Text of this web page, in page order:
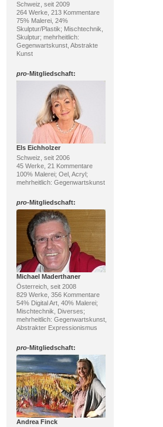
Schweiz, seit 2009
264 Werke, 213 Kommentare
75% Malerei, 24%
Skulptur/Plastik; Mischtechnik,
Skulptur; mehrheitlich:
Gegenwartskunst, Abstrakte
Kunst
pro-Mitgliedschaft:
Els Eichholzer
Schweiz, seit 2006
45 Werke, 21 Kommentare
100% Malerei; Oel, Acryl;
mehrheitlich: Gegenwartskunst
pro-Mitgliedschaft:
Michael Maderthaner
Österreich, seit 2008
829 Werke, 356 Kommentare
54% Digital Art, 40% Malerei;
Mischtechnik, Diverses;
mehrheitlich: Gegenwartskunst,
Abstrakter Expressionismus
pro-Mitgliedschaft:
Andrea Finck